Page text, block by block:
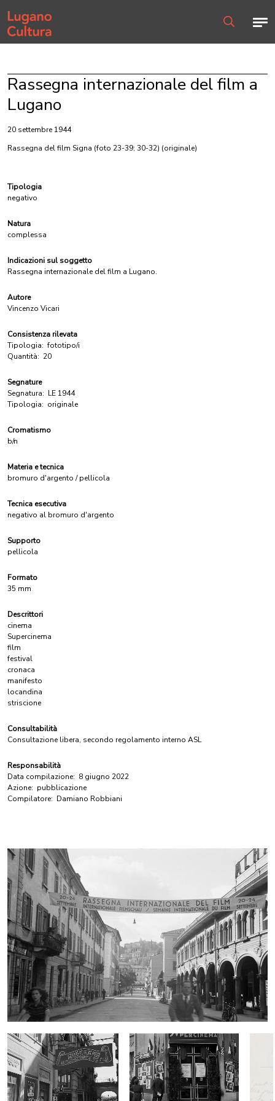
Home page
Rassegna internazionale del film a
Lugano
20 settembre 1944
Rassegna del film Signa (foto 23-39; 30-32) (originale)
Tipologia
negativo
Natura
complessa
Indicazioni sul soggetto
Rassegna internazionale del film a Lugano.
Autore
Vincenzo Vicari
Consistenza rilevata
Tipologia: fototipo/i
Quantità: 20
Segnature
Segnatura: LE 1944
Tipologia: originale
Cromatismo
b/n
Materia e tecnica
bromuro d'argento / pellicola
Tecnica esecutiva
negativo al bromuro d'argento
Supporto
pellicola
Formato
35 mm
Descrittori
cinema
Supercinema
film
festival
cronaca
manifesto
locandina
striscione
Consultabilità
Consultazione libera, secondo regolamento interno ASL
Responsabilità
Data compilazione: 8 giugno 2022
Azione: pubblicazione
Compilatore: Damiano Robbiani